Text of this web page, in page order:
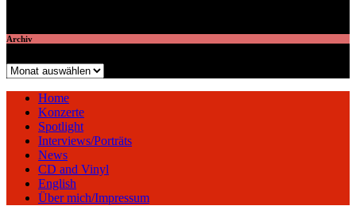
Archiv
Archiv
Home
Konzerte
Spotlight
Interviews/Porträts
News
CD and Vinyl
English
Über mich/Impressum